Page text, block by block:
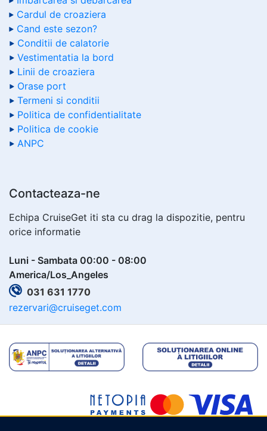
Cardul de croaziera
Cand este sezon?
Conditii de calatorie
Vestimentatia la bord
Linii de croaziera
Orase port
Termeni si conditii
Politica de confidentialitate
Politica de cookie
ANPC
Contacteaza-ne
Echipa CruiseGet iti sta cu drag la dispozitie, pentru
orice informatie
Luni - Sambata 00:00 - 08:00
America/Los_Angeles
031 631 1770
rezervari@cruiseget.com